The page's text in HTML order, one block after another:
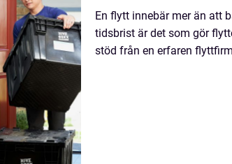
En flytt innebär mer än att
tidsbrist är det som gör
stöd från en erfaren